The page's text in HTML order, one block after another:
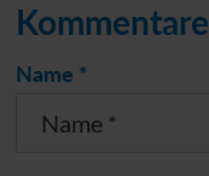
Name *